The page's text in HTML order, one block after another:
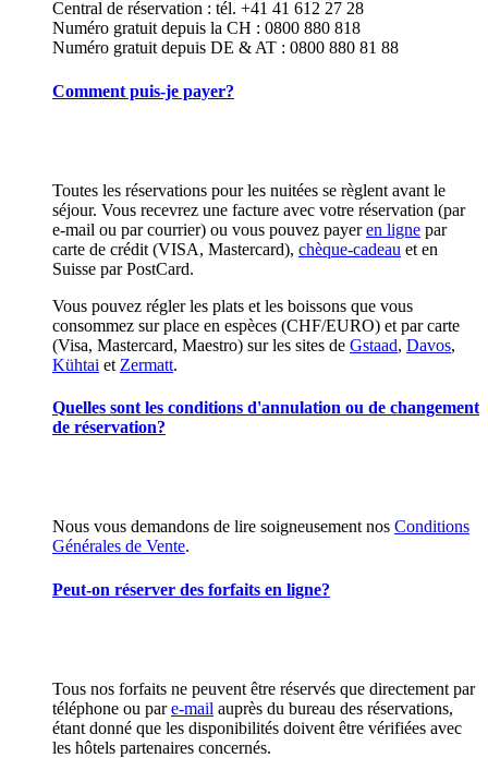
Central de réservation : tél. +41 41 612 27 28
Numéro gratuit depuis la CH : 0800 880 818
Numéro gratuit depuis DE & AT : 0800 880 81 88
Comment puis-je payer?
Toutes les réservations pour les nuitées se règlent avant le
séjour. Vous recevrez une facture avec votre réservation (par
e-mail ou par courrier) ou vous pouvez payeren ligne par
carte de crédit (VISA, Mastercard), chèque-cadeau et en
Suisse par PostCard.
Vous pouvez régler les plats et les boissons que vous
consommez sur place en espèces (CHF/EURO) et par carte
(Visa, Mastercard, Maestro) sur les sites de Gstaad, Davos,
Kühtai et Zermatt.
Quelles sont les conditions d'annulation ou de changement
de réservation?
Nous vous demandons de lire soigneusement nos Conditions
Générales de Vente.
Peut-on réserver des forfaits en ligne?
Tous nos forfaits ne peuvent être réservés que directement par
téléphone ou pare-mail auprès du bureau des réservations,
étant donné que les disponibilités doivent être vérifiées avec
les hôtels partenaires concernés.